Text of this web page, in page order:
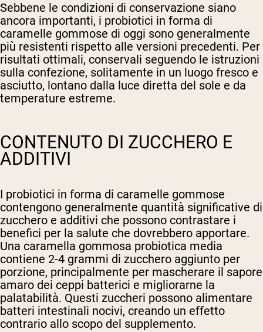
Sebbene le condizioni di conservazione siano
ancora importanti, i probiotici in forma di
caramelle gommose di oggi sono generalmente
più resistenti rispetto alle versioni precedenti. Per
risultati ottimali, conservali seguendo le istruzioni
sulla confezione, solitamente in un luogo fresco e
asciutto, lontano dalla luce diretta del sole e da
temperature estreme.
CONTENUTO DI ZUCCHERO E
ADDITIVI
I probiotici in forma di caramelle gommose
contengono generalmente quantità significative di
zucchero e additivi che possono contrastare i
benefici per la salute che dovrebbero apportare.
Una caramella gommosa probiotica media
contiene 2-4 grammi di zucchero aggiunto per
porzione, principalmente per mascherare il sapore
amaro dei ceppi batterici e migliorarne la
palatabilità. Questi zuccheri possono alimentare
batteri intestinali nocivi, creando un effetto
contrario allo scopo del supplemento.